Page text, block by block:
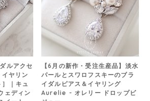
ルアクセ
ヤリン
｜キュ
ェディン
【6月の新作・受注生産品】淡水
パールとスワロフスキーのブラ
イダルピアス＆イヤリング
Aurelie - オレリー ドロップビ